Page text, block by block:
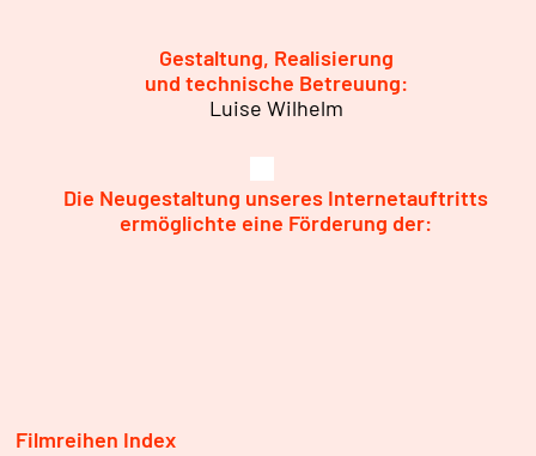
Gestaltung, Realisierung
und technische Betreuung:
Luise Wilhelm
Die Neugestaltung unseres Internetauftritts
ermöglichte eine Förderung der:
Filmreihen Index